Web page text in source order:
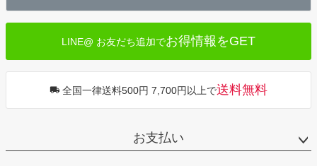
へ
LINE@ お友だち追加でお得情報をGET
全国一律送料500円 7,700円以上で送料無料
お支払い